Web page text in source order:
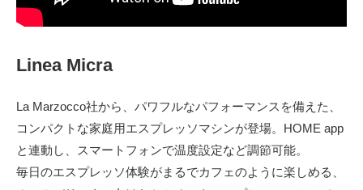
Linea Micra
La Marzocco社から、パワフルなパフォーマンス​を備えた、
コンパクトな家庭用エスプレッソマシンが登場。HOME app
と連動し、スマートフォンで温度設定など調節可能。
毎日のエスプレッソ体験がまるでカフェのように楽しめる、